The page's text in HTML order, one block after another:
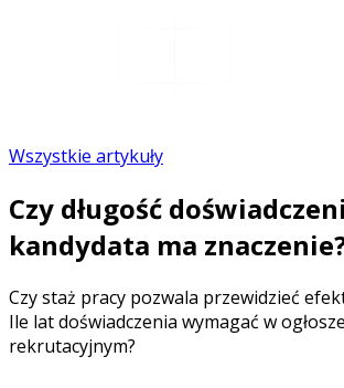
Wszystkie artykuły
Czy długość
kandydata ma
Czy staż pracy pozwala przewidzieć
Ile lat doświadczenia wymagać w
rekrutacyjnym?